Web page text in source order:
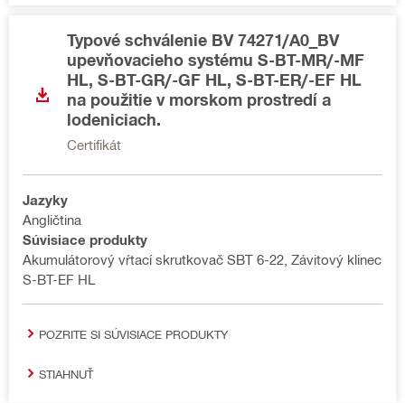
Typové schválenie BV 74271/A0_BV
upevňovacieho systému S-BT-MR/-MF
HL, S-BT-GR/-GF HL, S-BT-ER/-EF HL
na použitie v morskom prostredí a
lodeniciach.
Certifikát
Jazyky
Angličtina
Súvisiace produkty
Akumulátorový vŕtací skrutkovač SBT 6-22, Závitový klinec
S-BT-EF HL
POZRITE SI SÚVISIACE PRODUKTY
STIAHNUŤ